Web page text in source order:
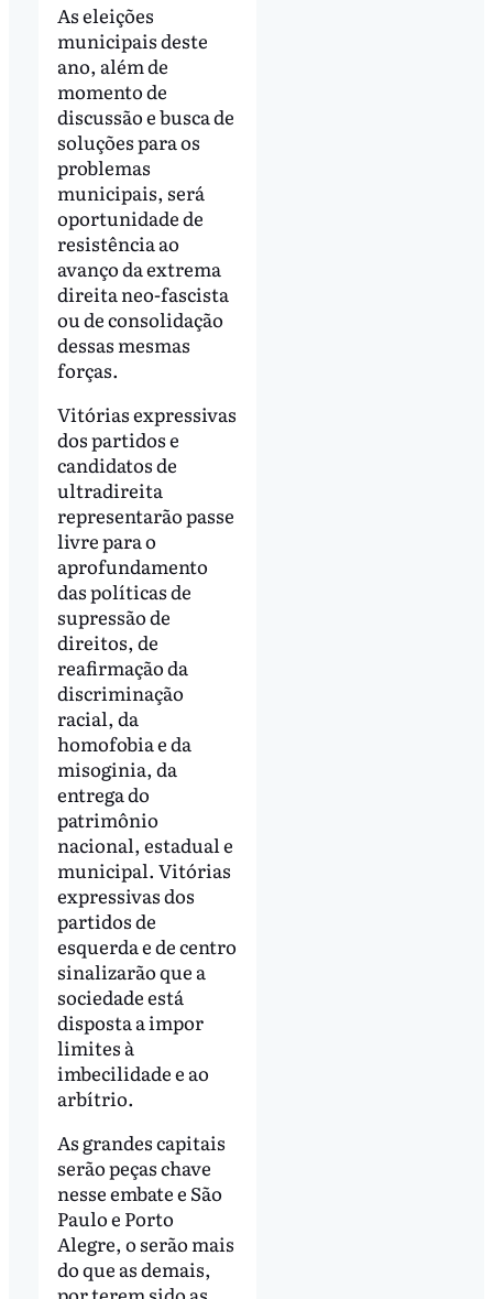
As eleições
municipais deste
ano, além de
momento de
discussão e busca de
soluções para os
problemas
municipais, será
oportunidade de
resistência ao
avanço da extrema
direita neo-fascista
ou de consolidação
dessas mesmas
forças.
Vitórias expressivas
dos partidos e
candidatos de
ultradireita
representarão passe
livre para o
aprofundamento
das políticas de
supressão de
direitos, de
reafirmação da
discriminação
racial, da
homofobia e da
misoginia, da
entrega do
patrimônio
nacional, estadual e
municipal. Vitórias
expressivas dos
partidos de
esquerda e de centro
sinalizarão que a
sociedade está
disposta a impor
limites à
imbecilidade e ao
arbítrio.
As grandes capitais
serão peças chave
nesse embate e São
Paulo e Porto
Alegre, o serão mais
do que as demais,